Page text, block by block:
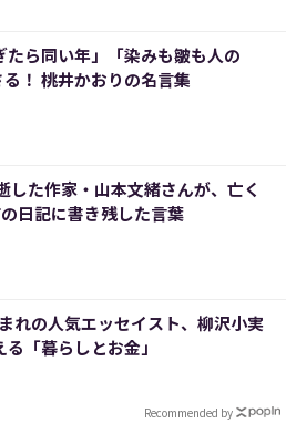
たら同い年」「染みも皺も人の
！ 桃井かおりの名言集
した作家・山本文緒さんが、亡く
日記に書き残した言葉
れの人気エッセイスト、柳沢小実
「暮らしとお金」
Recommended by